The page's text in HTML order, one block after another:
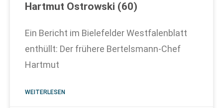
Hartmut Ostrowski (60)
Ein Bericht im Bielefelder Westfalenblatt
enthüllt: Der frühere Bertelsmann-Chef
Hartmut
WEITERLESEN